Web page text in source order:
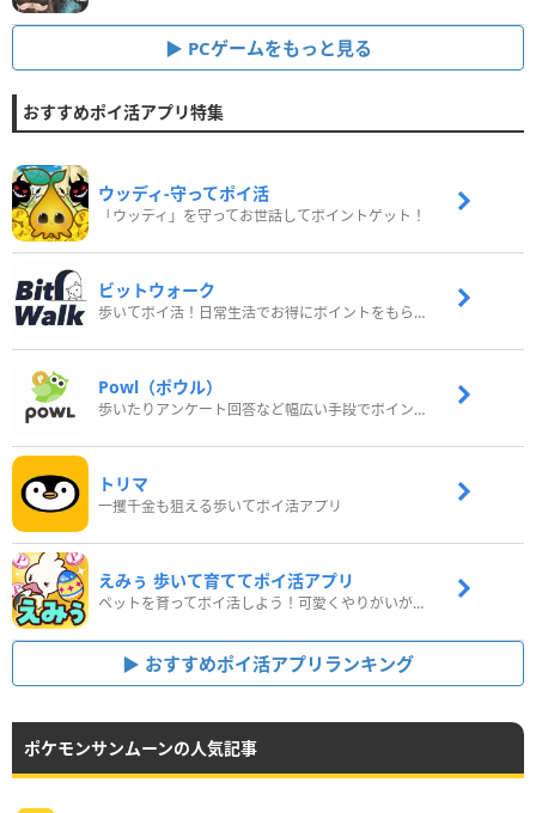
PCゲームをもっと見る
おすすめポイ活アプリ特集
ウッディ‐守ってポイ活
「ウッディ」を守ってお世話してポイントゲット！
ビットウォーク
歩いてポイ活！日常生活でお得にポイントをもらおう
Powl（ポウル）
歩いたりアンケート回答など幅広い手段でポイントをゲット
トリマ
一攫千金も狙える歩いてポイ活アプリ
えみぅ 歩いて育ててポイ活アプリ
ペットを育ってポイ活しよう！可愛くやりがいがある新感覚アプリ
おすすめポイ活アプリランキング
ポケモンサンムーンの人気記事